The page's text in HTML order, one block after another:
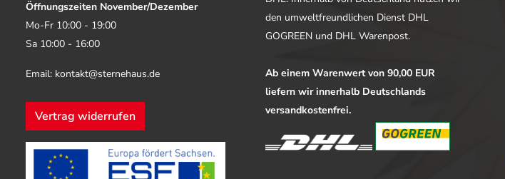
Öffnungszeiten November/Dezember
Mo-Fr 10:00 - 19:00
Sa 10:00 - 16:00
Email: kontakt@sternehaus.de
Vertrag widerrufen
den umweltfreundlichen Dienst DHL
GOGREEN und DHL Warenpost.
Ab einem Warenwert von 90,00 EUR
liefern wir innerhalb Deutschlands
versandkostenfrei.